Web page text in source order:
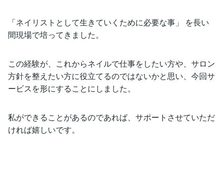
「ネイリストとして生きていくために必要な事」 を長い
間現場で培ってきました。
この経験が、これからネイルで仕事をしたい方や、サロン
方針を整えたい方に役立てるのではないかと思い、今回サ
ービスを形にすることにしました。
私ができることがあるのであれば、サポートさせていただ
ければ嬉しいです。